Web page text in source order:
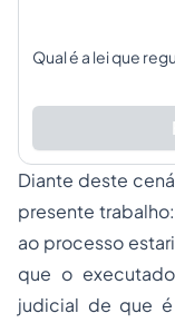
Qual é a lei que
Diante deste
presente
ao processo
que o
judicial de que